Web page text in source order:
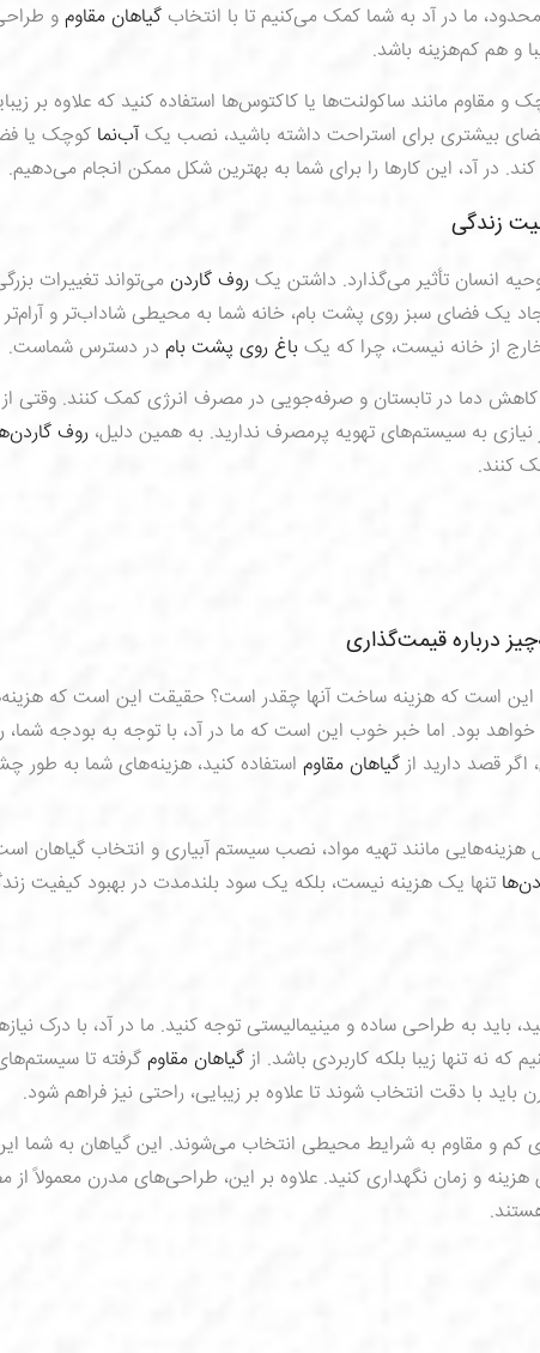
ما در آد به شما کمک می‌کنیم تا با انتخاب گیاهان مقاوم و
و هم کم‌هزینه باشد.
و مقاوم مانند ساکولنت‌ها یا کاکتوس‌ها استفاده کنید که علاوه بر
بیشتری برای استراحت داشته باشید، نصب یک آب‌نما کوچک یا
در آد، این کارها را برای شما به بهترین شکل ممکن انجام می‌دهیم.
زندگی
انسان تأثیر می‌گذارد. داشتن یک روف گاردن می‌تواند تغییرات
یک فضای سبز روی پشت بام، خانه شما به محیطی شاداب‌تر و
از خانه نیست، چرا که یک باغ روی پشت بام در دسترس شماست.
کاهش دما در تابستان و صرفه‌جویی در مصرف انرژی کمک کنند. وقتی
به سیستم‌های تهویه پرمصرف ندارید. به همین دلیل، روف
کنند.
درباره قیمت‌گذاری
این است که هزینه ساخت آنها چقدر است؟ حقیقت این است که
بود. اما خبر خوب این است که ما در آد، با توجه به بودجه شما،
اگر قصد دارید ازگیاهان مقاوم استفاده کنید، هزینه‌های شما به
هزینه‌هایی مانند تهیه مواد، نصب سیستم آبیاری و انتخاب گیاهان
تنها یک هزینه نیست، بلکه یک سود بلندمدت در بهبود کیفیت
باید به طراحی ساده و مینیمالیستی توجه کنید. ما در آد، با درک
نه تنها زیبا بلکه کاربردی باشد. ازگیاهان مقاوم گرفته تا
با دقت انتخاب شوند تا علاوه بر زیبایی، راحتی نیز فراهم شود.
کم و مقاوم به شرایط محیطی انتخاب می‌شوند. این گیاهان به شما
و زمان نگهداری کنید. علاوه بر این، طراحی‌های مدرن معمولاً از